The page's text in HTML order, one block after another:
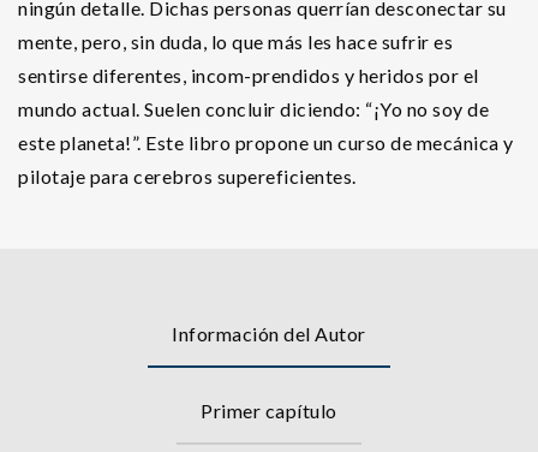
ningún detalle. Dichas personas querrían desconectar su
mente, pero, sin duda, lo que más les hace sufrir es
sentirse diferentes, incom-prendidos y heridos por el
mundo actual. Suelen concluir diciendo: “¡Yo no soy de
este planeta!”. Este libro propone un curso de mecánica y
pilotaje para cerebros supereficientes.
Información del Autor
Primer capítulo